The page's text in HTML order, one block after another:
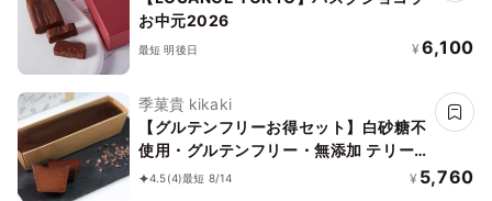
お中元2026
最短 明後日 ¥ 6,100
季菓貴 kikaki
【グルテンフリーお得セット】白砂糖不
使用・グルテンフリー・無添加 テリー
ヌショコラとバスクチーズケーキ 米粉
4.5(4)最短 8/14 ¥ 5,760